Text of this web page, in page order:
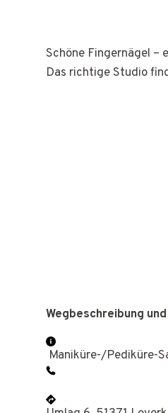
Schöne Fingernägel –
Das richtige Studio
Wegbeschreibung
Maniküre-/Pediküre-